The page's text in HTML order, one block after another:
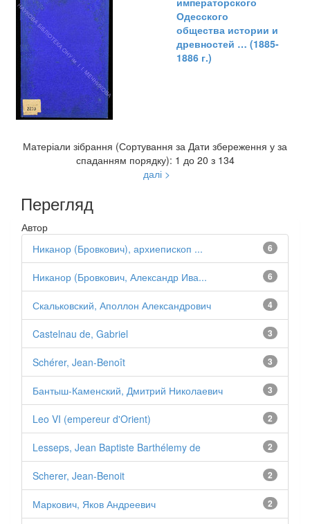
Одесского
общества истории и
древностей … (1885-
1886 г.)
Матеріали зібрання (Сортування за Дати збереження у за
спаданням порядку): 1 до 20 з 134
далі >
Перегляд
Автор
6
Никанор (Бровкович), архиепископ ...
6
Никанор (Бровкович, Александр Ива...
4
Скальковский, Аполлон Александрович
3
Castelnau de, Gabriel
3
Schérer, Jean-Benoît
3
Бантыш-Каменский, Дмитрий Николаевич
2
Leo VI (empereur d'Orient)
2
Lesseps, Jean Baptiste Barthélemy de
2
Scherer, Jean-Benoit
2
Маркович, Яков Андреевич